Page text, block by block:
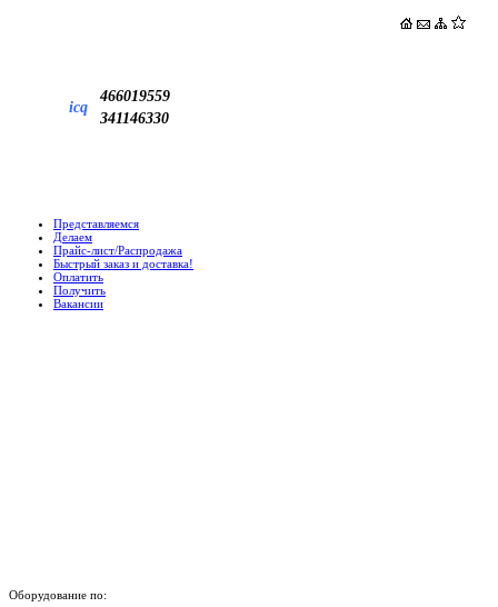
icq
466019559
341146330
Представляемся
Делаем
Прайс-лист/Распродажа
Быстрый заказ и доставка!
Оплатить
Получить
Вакансии
Оборудование по: